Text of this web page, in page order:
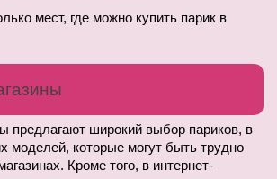
мест, где можно купить парик в
предлагают широкий выбор париков, в
моделей, которые могут быть трудно
Кроме того, в интернет-